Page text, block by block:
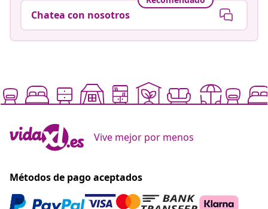
Chatea con nosotros
Vive mejor por menos
Métodos de pago aceptados